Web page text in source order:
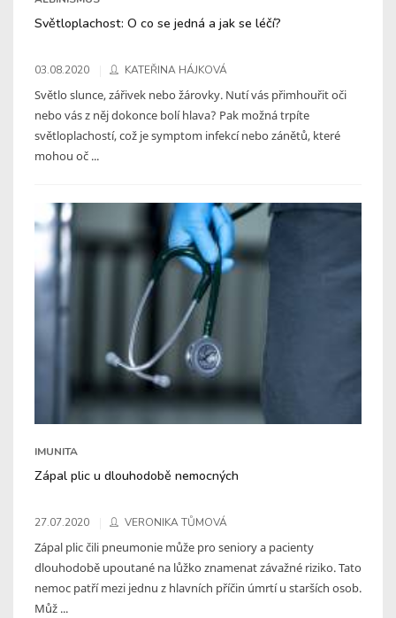
Světloplachost: O co se jedná a jak se léčí?
03.08.2020 KATEŘINA HÁJKOVÁ
Světlo slunce, zářivek nebo žárovky. Nutí vás přimhouřit oči
nebo vás z něj dokonce bolí hlava? Pak možná trpíte
světloplachostí, což je symptom infekcí nebo zánětů, které
mohou oč ...
IMUNITA
Zápal plic u dlouhodobě nemocných
27.07.2020 VERONIKA TŮMOVÁ
Zápal plic čili pneumonie může pro seniory a pacienty
dlouhodobě upoutané na lůžko znamenat závažné riziko. Tato
nemoc patří mezi jednu z hlavních příčin úmrtí u starších osob.
Můž ...